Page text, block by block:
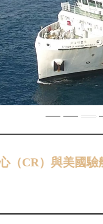
與美國驗船協會